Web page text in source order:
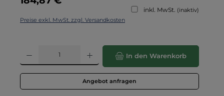
inkl. MwSt. (inaktiv)
Preise exkl. MwSt. zzgl. Versandkosten
Produkt Anzahl: Gib den gewünschten Wert ein oder benutze die
In den Warenkorb
Angebot anfragen